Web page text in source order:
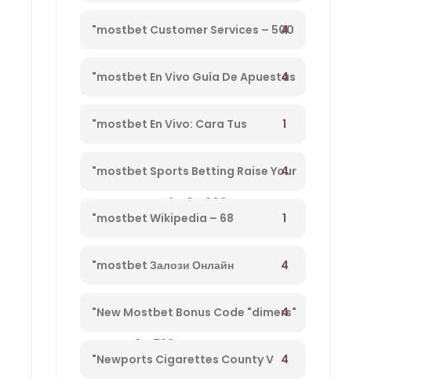
Tips, Preview, Bog & Nrnb – 1
"mostbet Customer Services – 500
4
"mostbet En Vivo Guía De Apuestas
2024 – 821
4
"mostbet En Vivo: Cara Tus
Pronósticos Sobre Directo Y Disfruta
De Su Streaming" – 203
1
"mostbet Sports Betting Raise Your
Odds Mz – 78
4
"mostbet Wikipedia – 68 1
"mostbet Залози Онлайн
Регистрация От България И Бонус
Оферти" – 792
4
"New Mostbet Bonus Code "dimers"
Unlocks $1k+ Copa America Bonus
4
"Newports Cigarettes County V 4